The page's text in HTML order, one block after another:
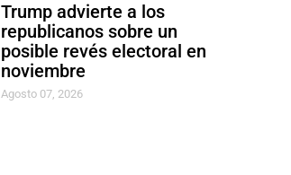
Trump advierte a los
republicanos sobre un
posible revés electoral en
noviembre
Agosto 07, 2026